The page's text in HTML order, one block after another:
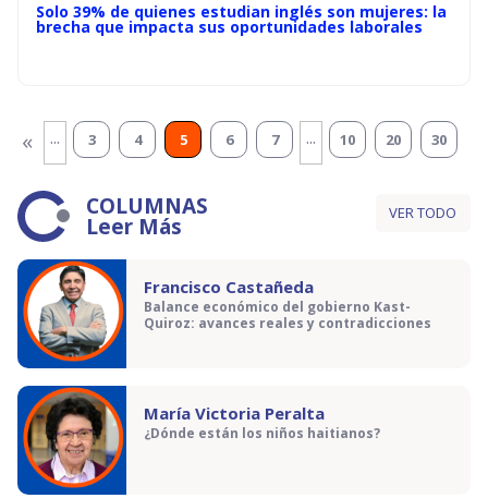
Solo 39% de quienes estudian inglés son mujeres: la
brecha que impacta sus oportunidades laborales
« ... 3 4 5 6 7 ... 10 20 30
COLUMNAS
Leer Más VER TODO
Francisco Castañeda
Balance económico del gobierno Kast-
Quiroz: avances reales y contradicciones
María Victoria Peralta
¿Dónde están los niños haitianos?